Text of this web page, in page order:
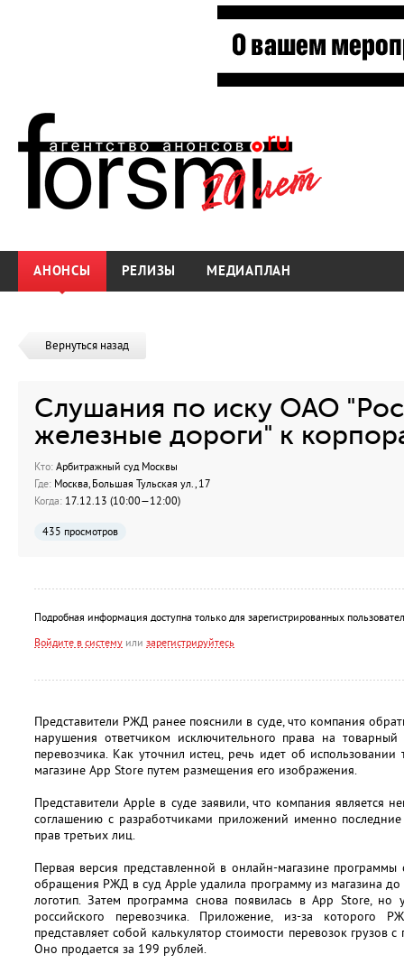
АНОНСЫ РЕЛИЗЫ МЕДИАПЛАН
Вернуться назад
Слушания по иску ОАО
железные дороги" к
Кто: Арбитражный суд Москвы
Где: Москва, Большая Тульская ул., 17
Когда: 17.12.13 (10:00—12:00)
435 просмотров
Подробная информация доступна только для зарегистрированных
Войдите в систему или зарегистрируйтесь
Представители РЖД ранее пояснили в суде, что компания
нарушения ответчиком исключительного права на
перевозчика. Как уточнил истец, речь идет об
магазине App Store путем размещения его изображения.
Представители Apple в суде заявили, что компания является
соглашению с разработчиками приложений именно последние
прав третьих лиц.
Первая версия представленной в онлайн-магазине программы
обращения РЖД в суд Apple удалила программу из магазина до
логотип. Затем программа снова появилась в App Store, но
российского перевозчика. Приложение, из-за которого
представляет собой калькулятор стоимости перевозок грузов
Оно продается за 199 рублей.